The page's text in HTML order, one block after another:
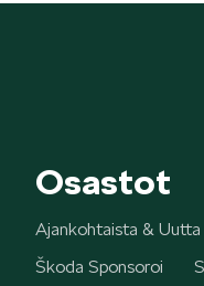
Osastot
Ajankohtaista & Uutta
Škoda Sponsoroi